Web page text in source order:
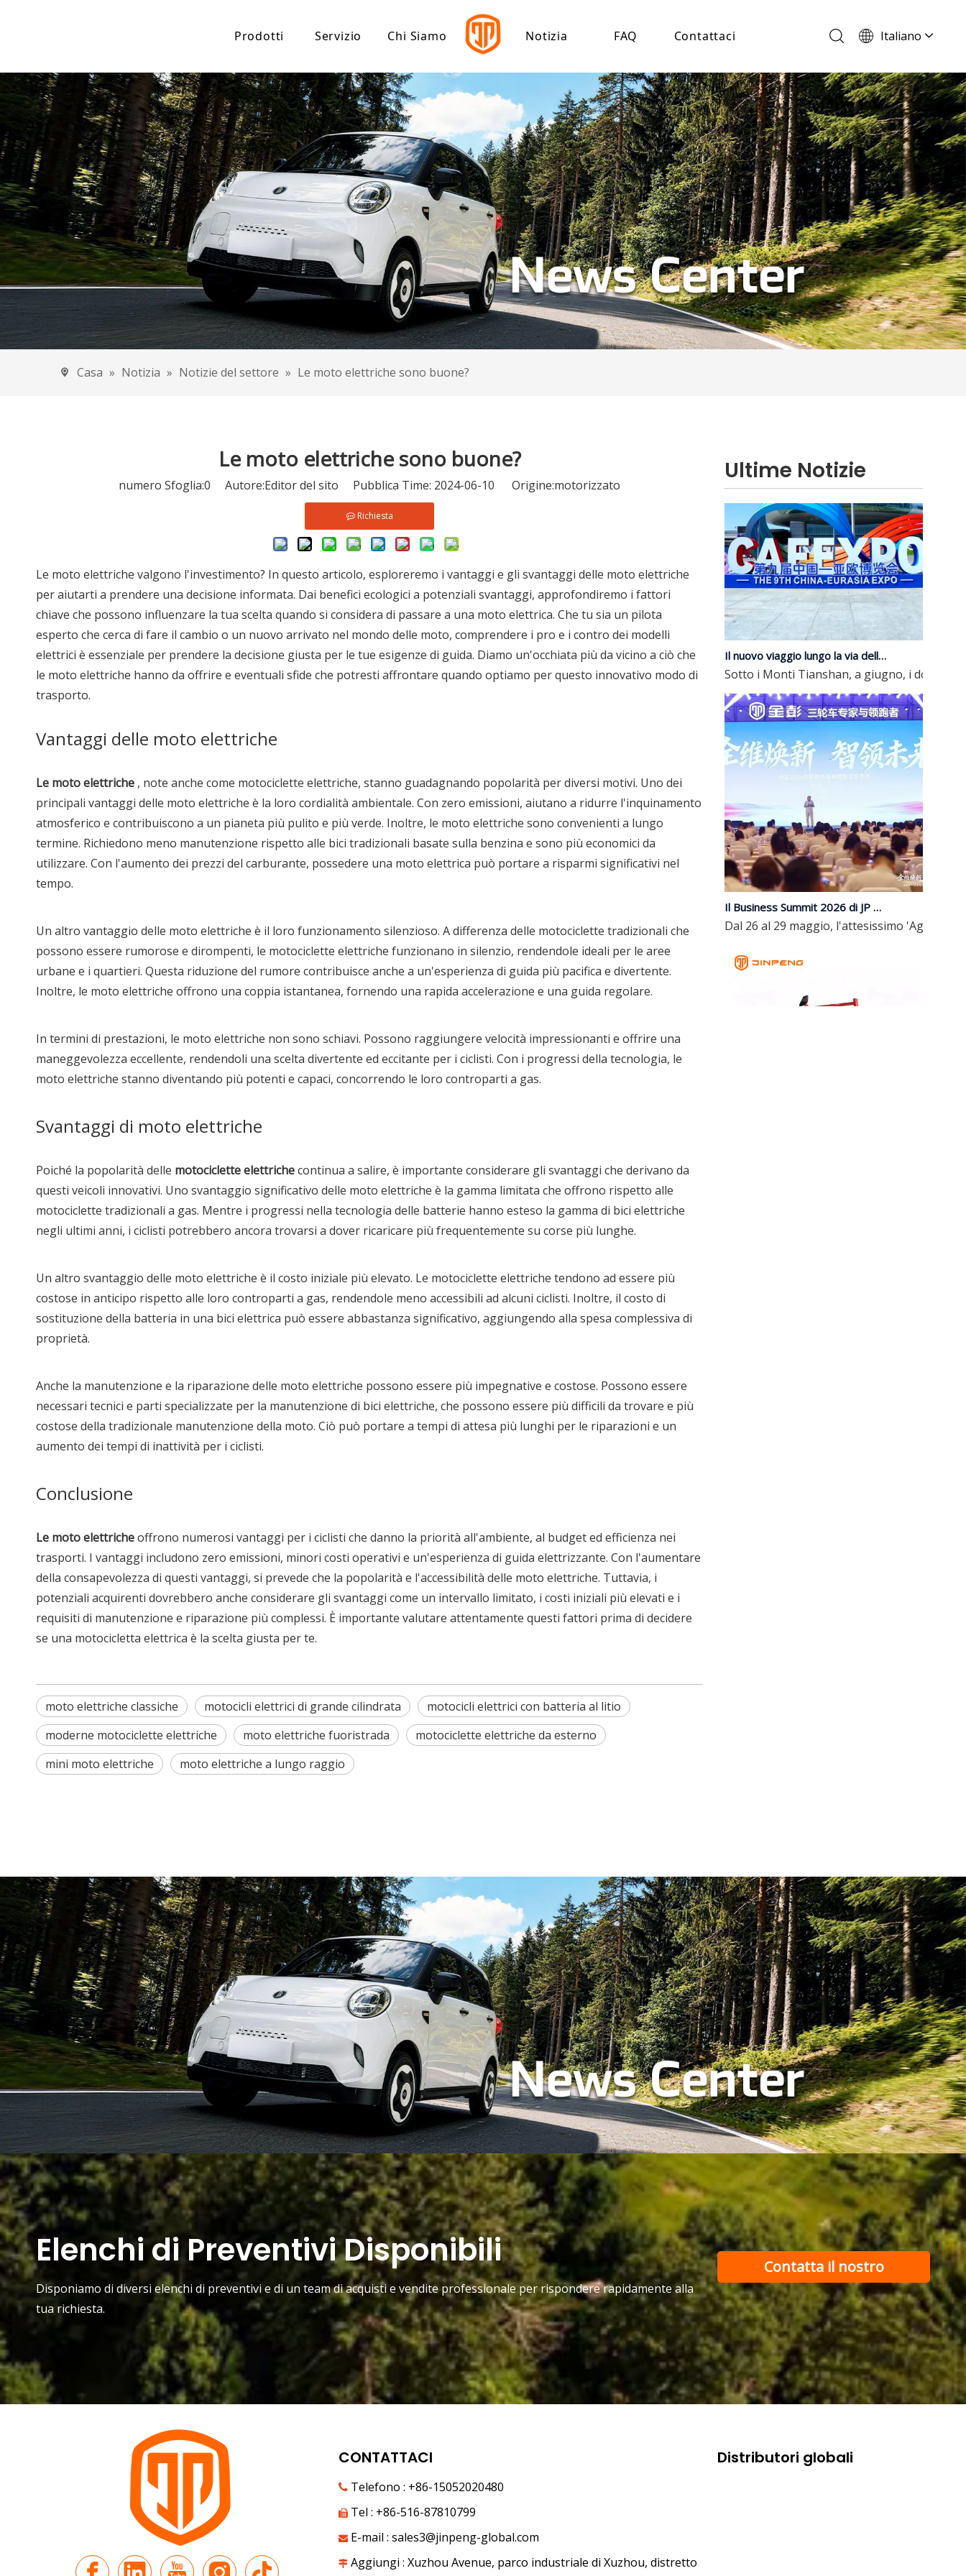
Prodotti
Condensatore elettrolitico
Macchina elettrica
Auto elettrica ad alta velocità
Auto elettrica a bassa velocità
Triciclo elettrico
Triciclo da carico elettrico
Triciclo elettrico per il tempo libero
Triciclo elettrico per passeggeri
Capacità della pellicola
Vetture CEE
Motocicletta elettrica CEE
Servizio
Centro download
Chi Siamo
Profilo Aziendale
Pietra miliare di Jinpeng
Notizia FAQ Contattaci Italiano
Français
Español
Português
Deutsch
Casa » Notizia » Notizie del settore » Le moto elettriche sono buone?
Le moto elettriche sono buone?
numero Sfoglia:0 Autore:Editor del sito Pubblica Time: 2024-06-10 Origine:motorizzato
Richiesta
Le moto elettriche valgono l'investimento? In questo articolo, esploreremo i vantaggi e gli svantaggi delle moto elettriche
per aiutarti a prendere una decisione informata. Dai benefici ecologici a potenziali svantaggi, approfondiremo i fattori
chiave che possono influenzare la tua scelta quando si considera di passare a una moto elettrica. Che tu sia un pilota
esperto che cerca di fare il cambio o un nuovo arrivato nel mondo delle moto, comprendere i pro e i contro dei modelli
elettrici è essenziale per prendere la decisione giusta per le tue esigenze di guida. Diamo un'occhiata più da vicino a ciò che
le moto elettriche hanno da offrire e eventuali sfide che potresti affrontare quando optiamo per questo innovativo modo di
trasporto.
Vantaggi delle moto elettriche
Le moto elettriche , note anche come motociclette elettriche, stanno guadagnando popolarità per diversi motivi. Uno dei
principali vantaggi delle moto elettriche è la loro cordialità ambientale. Con zero emissioni, aiutano a ridurre l'inquinamento
atmosferico e contribuiscono a un pianeta più pulito e più verde. Inoltre, le moto elettriche sono convenienti a lungo
termine. Richiedono meno manutenzione rispetto alle bici tradizionali basate sulla benzina e sono più economici da
utilizzare. Con l'aumento dei prezzi del carburante, possedere una moto elettrica può portare a risparmi significativi nel
tempo.
Un altro vantaggio delle moto elettriche è il loro funzionamento silenzioso. A differenza delle motociclette tradizionali che
possono essere rumorose e dirompenti, le motociclette elettriche funzionano in silenzio, rendendole ideali per le aree
urbane e i quartieri. Questa riduzione del rumore contribuisce anche a un'esperienza di guida più pacifica e divertente.
Inoltre, le moto elettriche offrono una coppia istantanea, fornendo una rapida accelerazione e una guida regolare.
In termini di prestazioni, le moto elettriche non sono schiavi. Possono raggiungere velocità impressionanti e offrire una
maneggevolezza eccellente, rendendoli una scelta divertente ed eccitante per i ciclisti. Con i progressi della tecnologia, le
moto elettriche stanno diventando più potenti e capaci, concorrendo le loro controparti a gas.
Svantaggi di moto elettriche
Poiché la popolarità delle motociclette elettrichecontinua a salire, è importante considerare gli svantaggi che derivano da
questi veicoli innovativi. Uno svantaggio significativo delle moto elettriche è la gamma limitata che offrono rispetto alle
motociclette tradizionali a gas. Mentre i progressi nella tecnologia delle batterie hanno esteso la gamma di bici elettriche
negli ultimi anni, i ciclisti potrebbero ancora trovarsi a dover ricaricare più frequentemente su corse più lunghe.
Un altro svantaggio delle moto elettriche è il costo iniziale più elevato. Le motociclette elettriche tendono ad essere più
costose in anticipo rispetto alle loro controparti a gas, rendendole meno accessibili ad alcuni ciclisti. Inoltre, il costo di
sostituzione della batteria in una bici elettrica può essere abbastanza significativo, aggiungendo alla spesa complessiva di
proprietà.
Anche la manutenzione e la riparazione delle moto elettriche possono essere più impegnative e costose. Possono essere
necessari tecnici e parti specializzate per la manutenzione di bici elettriche, che possono essere più difficili da trovare e più
costose della tradizionale manutenzione della moto. Ciò può portare a tempi di attesa più lunghi per le riparazioni e un
aumento dei tempi di inattività per i ciclisti.
Conclusione
Le moto elettricheoffrono numerosi vantaggi per i ciclisti che danno la priorità all'ambiente, al budget ed efficienza nei
trasporti. I vantaggi includono zero emissioni, minori costi operativi e un'esperienza di guida elettrizzante. Con l'aumentare
della consapevolezza di questi vantaggi, si prevede che la popolarità e l'accessibilità delle moto elettriche. Tuttavia, i
potenziali acquirenti dovrebbero anche considerare gli svantaggi come un intervallo limitato, i costi iniziali più elevati e i
requisiti di manutenzione e riparazione più complessi. È importante valutare attentamente questi fattori prima di decidere
se una motocicletta elettrica è la scelta giusta per te.
moto elettriche classiche motocicli elettrici di grande cilindrata
motocicli elettrici con batteria al litio
moderne motociclette elettriche
moto elettriche fuoristrada
motociclette elettriche da esterno
mini moto elettriche
moto elettriche a lungo raggio
Ultime Notizie
Sotto i Monti Tianshan, a giugno, i dolci
Il Business Summit 2026 di JP Group e il lancio di nuovi prodotti si sono conclusi con successo | Aggiornamento completo, guidando il futuro con l'intelligenza
Dal 26 al 29 maggio, l'attesissimo
Elenchi di Preventivi Disponibili
Disponiamo di diversi elenchi di preventivi e di un team di acquisti e vendite professionale per rispondere rapidamente alla
tua richiesta.
Contatta il nostro
team di supporto
CONTATTACI
 Telefono : +86-15052020480
 Tel : +86-516-87810799
 E-mail :sales3@jinpeng-global.com
 Aggiungi : Xuzhou Avenue, parco industriale di Xuzhou, distretto
Distributori globali